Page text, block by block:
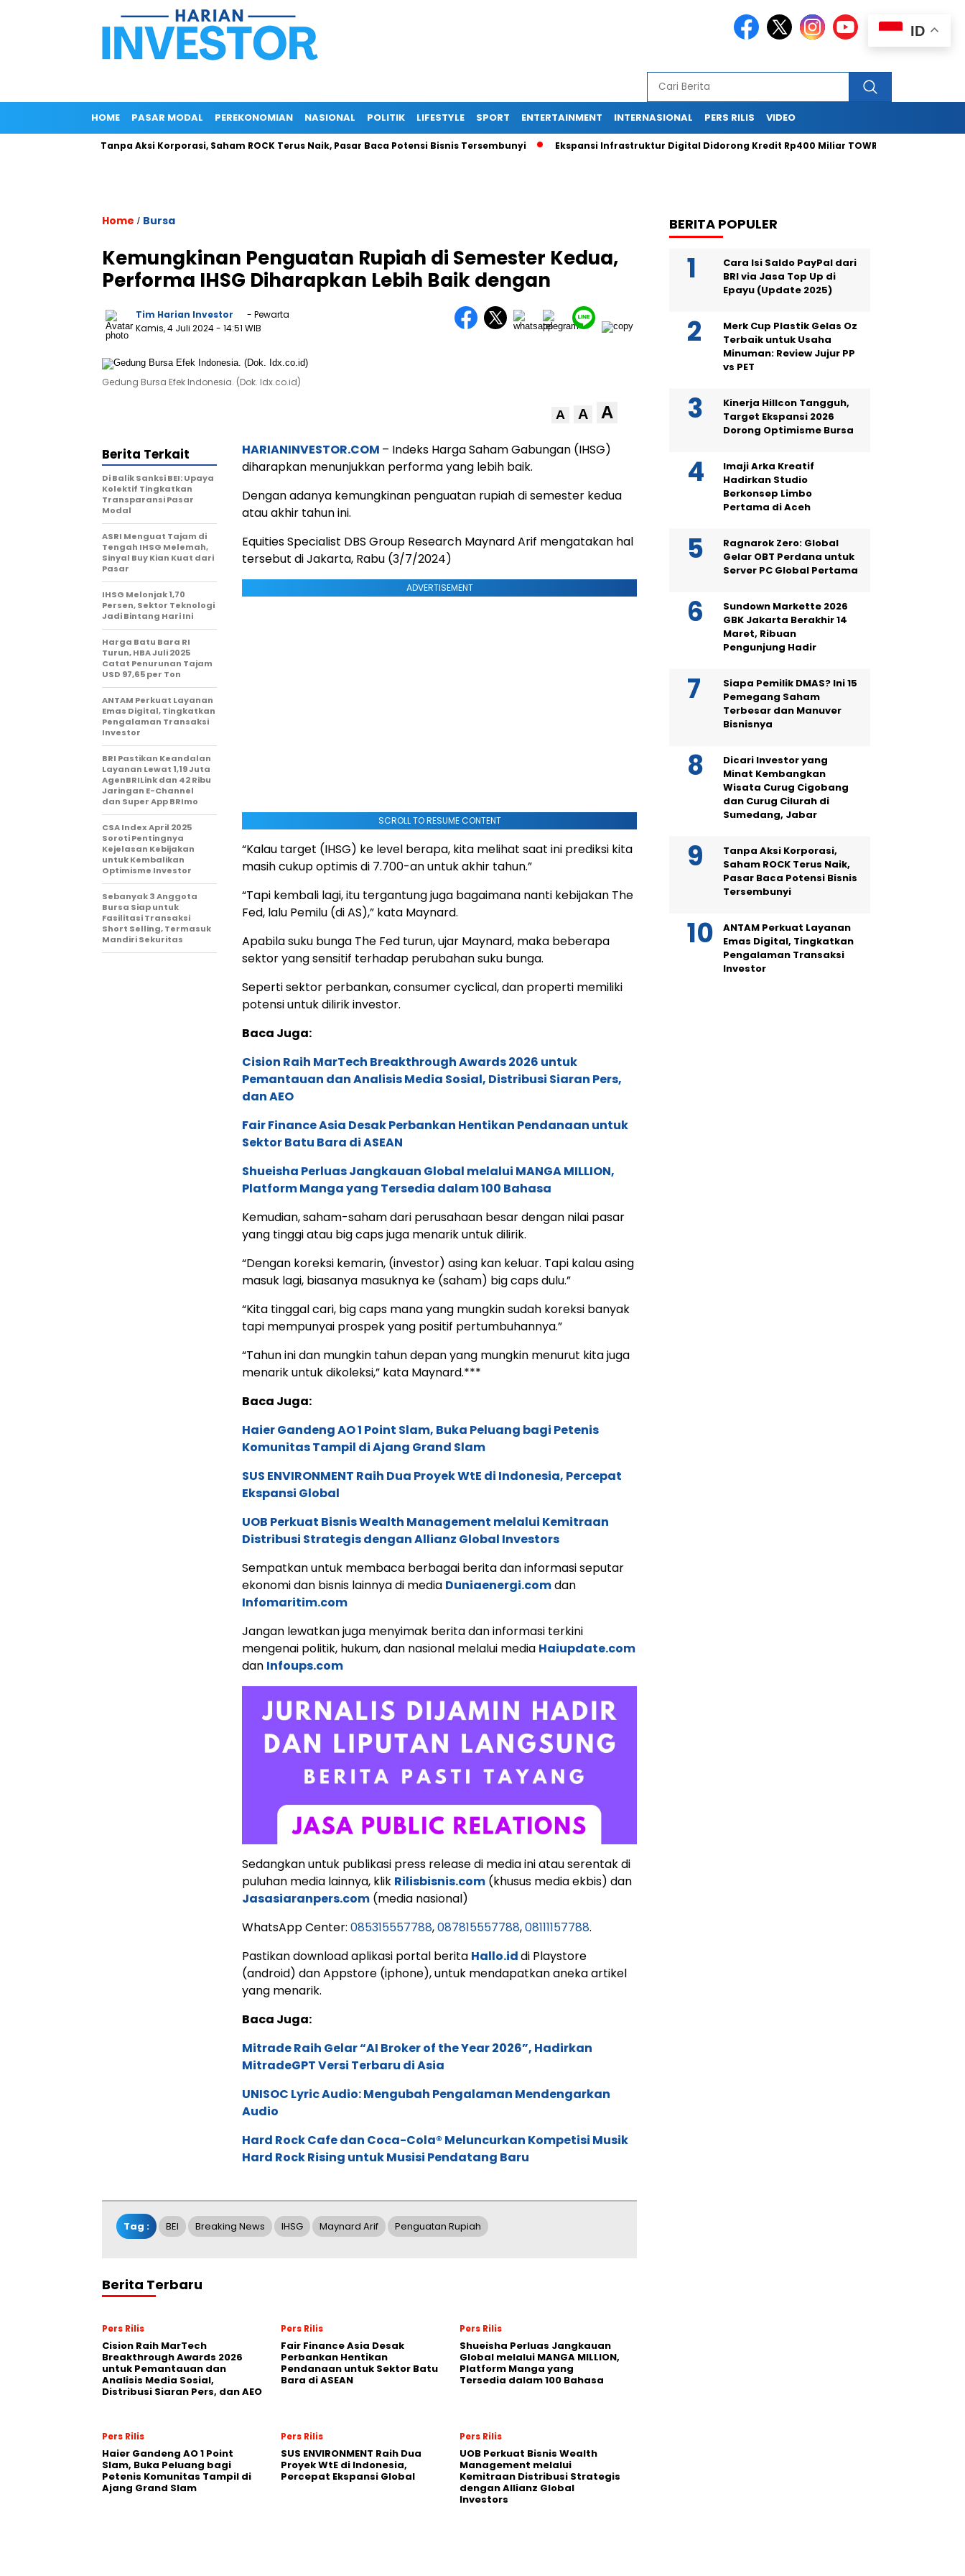
HOME PASAR MODAL PEREKONOMIAN NASIONAL POLITIK LIFESTYLE SPORT ENTERTAINMENT INTERNASIONAL PERS RILIS VIDEO
Tanpa Aksi Korporasi, Saham ROCK Terus Naik, Pasar Baca Potensi Bisnis Tersembunyi Ekspansi Infrastruktur Digital Didorong Kredit Rp400 Miliar TOWR dari ICBC
Home / Bursa
Kemungkinan Penguatan Rupiah di Semester Kedua,
Performa IHSG Diharapkan Lebih Baik dengan
Tim Harian Investor
- Pewarta
Kamis, 4 Juli 2024- 14:51 WIB
Gedung Bursa Efek Indonesia. (Dok. Idx.co.id)
A A A
HARIANINVESTOR.COM – Indeks Harga Saham Gabungan (IHSG)
diharapkan menunjukkan performa yang lebih baik.
Dengan adanya kemungkinan penguatan rupiah di semester kedua
atau akhir tahun ini.
Equities Specialist DBS Group Research Maynard Arif mengatakan hal
tersebut di Jakarta, Rabu (3/7/2024)
ADVERTISEMENT
SCROLL TO RESUME CONTENT
“Kalau target (IHSG) ke level berapa, kita melihat saat ini prediksi kita
masih cukup optimis di 7.700-an untuk akhir tahun.”
“Tapi kembali lagi, itu tergantung juga bagaimana nanti kebijakan The
Fed, lalu Pemilu (di AS),” kata Maynard.
Apabila suku bunga The Fed turun, ujar Maynard, maka beberapa
sektor yang sensitif terhadap perubahan suku bunga.
Seperti sektor perbankan, consumer cyclical, dan properti memiliki
potensi untuk dilirik investor.
Baca Juga:
Cision Raih MarTech Breakthrough Awards 2026 untuk
Pemantauan dan Analisis Media Sosial, Distribusi Siaran Pers,
dan AEO
Fair Finance Asia Desak Perbankan Hentikan Pendanaan untuk
Sektor Batu Bara di ASEAN
Shueisha Perluas Jangkauan Global melalui MANGA MILLION,
Platform Manga yang Tersedia dalam 100 Bahasa
Kemudian, saham-saham dari perusahaan besar dengan nilai pasar
yang tinggi atau big caps juga menarik untuk dilirik.
“Dengan koreksi kemarin, (investor) asing kan keluar. Tapi kalau asing
masuk lagi, biasanya masuknya ke (saham) big caps dulu.”
“Kita tinggal cari, big caps mana yang mungkin sudah koreksi banyak
tapi mempunyai prospek yang positif pertumbuhannya.”
“Tahun ini dan mungkin tahun depan yang mungkin menurut kita juga
menarik untuk dikoleksi,” kata Maynard.***
Baca Juga:
Haier Gandeng AO 1 Point Slam, Buka Peluang bagi Petenis
Komunitas Tampil di Ajang Grand Slam
SUS ENVIRONMENT Raih Dua Proyek WtE di Indonesia, Percepat
Ekspansi Global
UOB Perkuat Bisnis Wealth Management melalui Kemitraan
Distribusi Strategis dengan Allianz Global Investors
Sempatkan untuk membaca berbagai berita dan informasi seputar
ekonomi dan bisnis lainnya di media Duniaenergi.comdan
Infomaritim.com
Jangan lewatkan juga menyimak berita dan informasi terkini
mengenai politik, hukum, dan nasional melalui media Haiupdate.com
dan Infoups.com
Sedangkan untuk publikasi press release di media ini atau serentak di
puluhan media lainnya, klik Rilisbisnis.com (khusus media ekbis) dan
Jasasiaranpers.com (media nasional)
WhatsApp Center: 085315557788,087815557788,08111157788.
Pastikan download aplikasi portal berita Hallo.iddi Playstore
(android) dan Appstore (iphone), untuk mendapatkan aneka artikel
yang menarik.
Baca Juga:
Mitrade Raih Gelar “AI Broker of the Year 2026”, Hadirkan
MitradeGPT Versi Terbaru di Asia
UNISOC Lyric Audio: Mengubah Pengalaman Mendengarkan
Audio
Hard Rock Cafe dan Coca-Cola® Meluncurkan Kompetisi Musik
Hard Rock Rising untuk Musisi Pendatang Baru
Berita Terkait
Di Balik Sanksi BEI: Upaya
Kolektif Tingkatkan
Transparansi Pasar
Modal
ASRI Menguat Tajam di
Tengah IHSG Melemah,
Sinyal Buy Kian Kuat dari
Pasar
IHSG Melonjak 1,70
Persen, Sektor Teknologi
Jadi Bintang Hari Ini
Harga Batu Bara RI
Turun, HBA Juli 2025
Catat Penurunan Tajam
USD 97,65 per Ton
ANTAM Perkuat Layanan
Emas Digital, Tingkatkan
Pengalaman Transaksi
Investor
BRI Pastikan Keandalan
Layanan Lewat 1,19 Juta
AgenBRILink dan 42 Ribu
Jaringan E-Channel
dan Super App BRImo
CSA Index April 2025
Soroti Pentingnya
Kejelasan Kebijakan
untuk Kembalikan
Optimisme Investor
Sebanyak 3 Anggota
Bursa Siap untuk
Fasilitasi Transaksi
Short Selling, Termasuk
Mandiri Sekuritas
Tag : BEI Breaking News IHSG Maynard Arif Penguatan Rupiah
Berita Terbaru
Pers Rilis
Cision Raih MarTech
Breakthrough Awards 2026
untuk Pemantauan dan
Analisis Media Sosial,
Distribusi Siaran Pers, dan AEO
Pers Rilis
Fair Finance Asia Desak
Perbankan Hentikan
Pendanaan untuk Sektor Batu
Bara di ASEAN
Pers Rilis
Shueisha Perluas Jangkauan
Global melalui MANGA MILLION,
Platform Manga yang
Tersedia dalam 100 Bahasa
Pers Rilis
Haier Gandeng AO 1 Point
Slam, Buka Peluang bagi
Petenis Komunitas Tampil di
Ajang Grand Slam
Pers Rilis
SUS ENVIRONMENT Raih Dua
Proyek WtE di Indonesia,
Percepat Ekspansi Global
Pers Rilis
UOB Perkuat Bisnis Wealth
Management melalui
Kemitraan Distribusi Strategis
dengan Allianz Global
Investors
BERITA POPULER
Cara Isi Saldo PayPal dari
BRI via Jasa Top Up di
Epayu (Update 2025)
Merk Cup Plastik Gelas Oz
Terbaik untuk Usaha
Minuman: Review Jujur PP
vs PET
Kinerja Hillcon Tangguh,
Target Ekspansi 2026
Dorong Optimisme Bursa
Imaji Arka Kreatif
Hadirkan Studio
Berkonsep Limbo
Pertama di Aceh
Ragnarok Zero: Global
Gelar OBT Perdana untuk
Server PC Global Pertama
Sundown Markette 2026
GBK Jakarta Berakhir 14
Maret, Ribuan
Pengunjung Hadir
Siapa Pemilik DMAS? Ini 15
Pemegang Saham
Terbesar dan Manuver
Bisnisnya
Dicari Investor yang
Minat Kembangkan
Wisata Curug Cigobang
dan Curug Cilurah di
Sumedang, Jabar
Tanpa Aksi Korporasi,
Saham ROCK Terus Naik,
Pasar Baca Potensi Bisnis
Tersembunyi
ANTAM Perkuat Layanan
Emas Digital, Tingkatkan
Pengalaman Transaksi
Investor
ID